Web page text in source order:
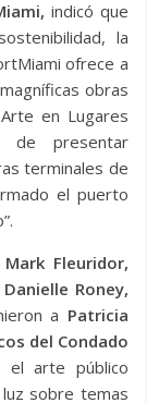
indicó que
la
ofrece a
obras
en Lugares
de presentar
terminales de
el puerto
Mark Fleuridor,
Roney,
a Patricia
del Condado
el arte público
sobre temas